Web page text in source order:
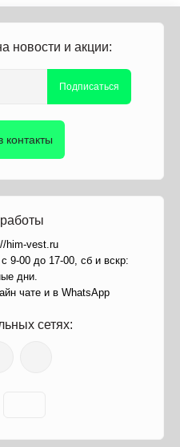
новости и акции:
Подписаться
контакты
him-vest.ru
9-00 до 17-00, сб и вскр:
дни.
чате и в WhatsApp
сетях: